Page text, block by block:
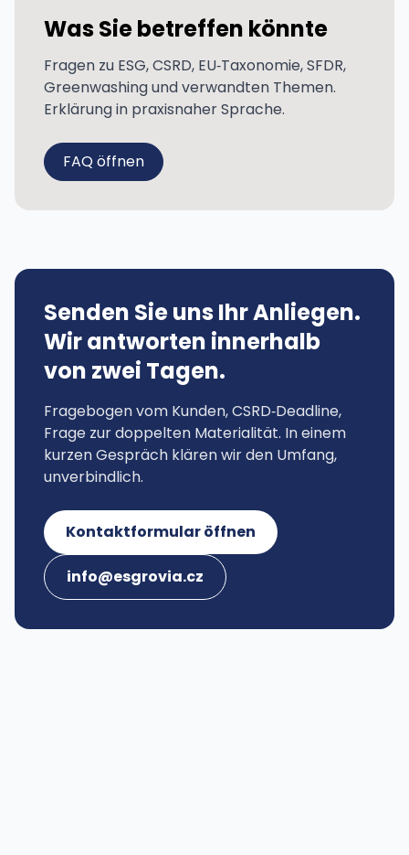
Was Sie betreffen könnte
Fragen zu ESG, CSRD, EU‑Taxonomie, SFDR,
Greenwashing und verwandten Themen.
Erklärung in praxisnaher Sprache.
FAQ öffnen
Senden Sie uns Ihr Anliegen.
Wir antworten innerhalb
von zwei Tagen.
Fragebogen vom Kunden, CSRD‑Deadline,
Frage zur doppelten Materialität. In einem
kurzen Gespräch klären wir den Umfang,
unverbindlich.
Kontaktformular öffnen
info@esgrovia.cz